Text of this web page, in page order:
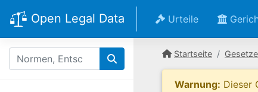
Open Legal Data Urteile
Startseite Gesetze
Warnung: Dieser